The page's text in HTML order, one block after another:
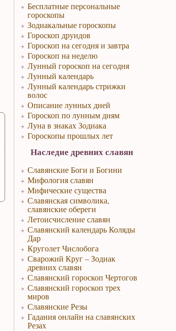
Бесплатные персональные
гороскопы
Зодиакальные гороскопы
Гороскоп друидов
Гороскоп на сегодня и завтра
Гороскоп на неделю
Лунный гороскоп на сегодня
Лунный календарь
Лунный календарь стрижки
волос
Описание лунных дней
Гороскоп по лунным дням
Луна в знаках Зодиака
Гороскопы прошлых лет
Наследие древних славян
Славянские Боги и Богини
Мифология славян
Мифические существа
Славянская символика,
славянские обереги
Летоисчисление славян
Славянский календарь Коляды
Дар
Круголет Числобога
Сварожий Круг – Зодиак
древних славян
Славянский гороскоп Чертогов
Славянский гороскоп трех
миров
Славянские Резы
Гадания онлайн на славянских
Резах